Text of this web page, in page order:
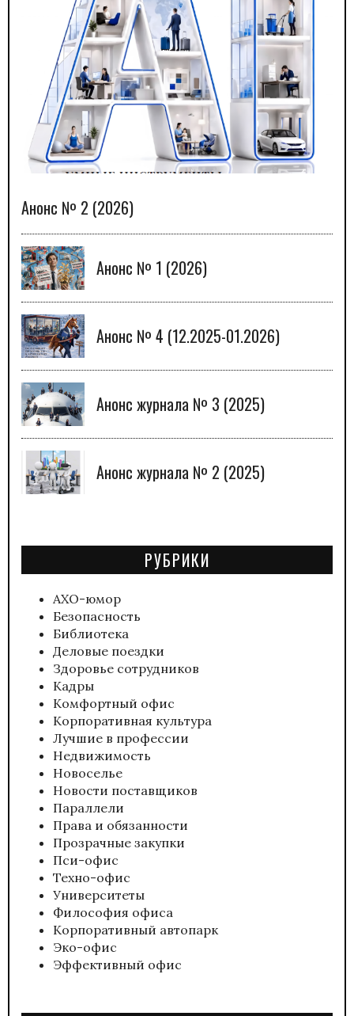
Анонс № 2 (2026)
Анонс № 1 (2026)
Анонс № 4 (12.2025-01.2026)
Анонс журнала № 3 (2025)
Анонс журнала № 2 (2025)
РУБРИКИ
АХО-юмор
Безопасность
Библиотека
Деловые поездки
Здоровье сотрудников
Кадры
Комфортный офис
Корпоративная культура
Лучшие в профессии
Недвижимость
Новоселье
Новости поставщиков
Параллели
Права и обязанности
Прозрачные закупки
Пси-офис
Техно-офис
Университеты
Философия офиса
Корпоративный автопарк
Эко-офис
Эффективный офис